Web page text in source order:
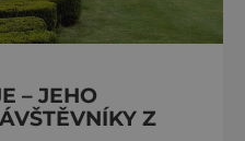
– JEHO
Z